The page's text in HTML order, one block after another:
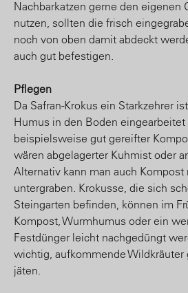
Nachbarkatzen gerne den eigenen
nutzen, sollten die frisch
noch von oben damit abdeckt
auch gut befestigen.
Pflegen
Da Safran-Krokus ein Starkzehrer
Humus in den Boden
beispielsweise gut gereifter
wären abgelagerter Kuhmist oder
Alternativ kann man auch
untergraben. Krokusse, die sich
Steingarten befinden, können im
Kompost, Wurmhumus oder ein
Festdünger leicht nachgedüngt
wichtig, aufkommende Wildkräuter
jäten.